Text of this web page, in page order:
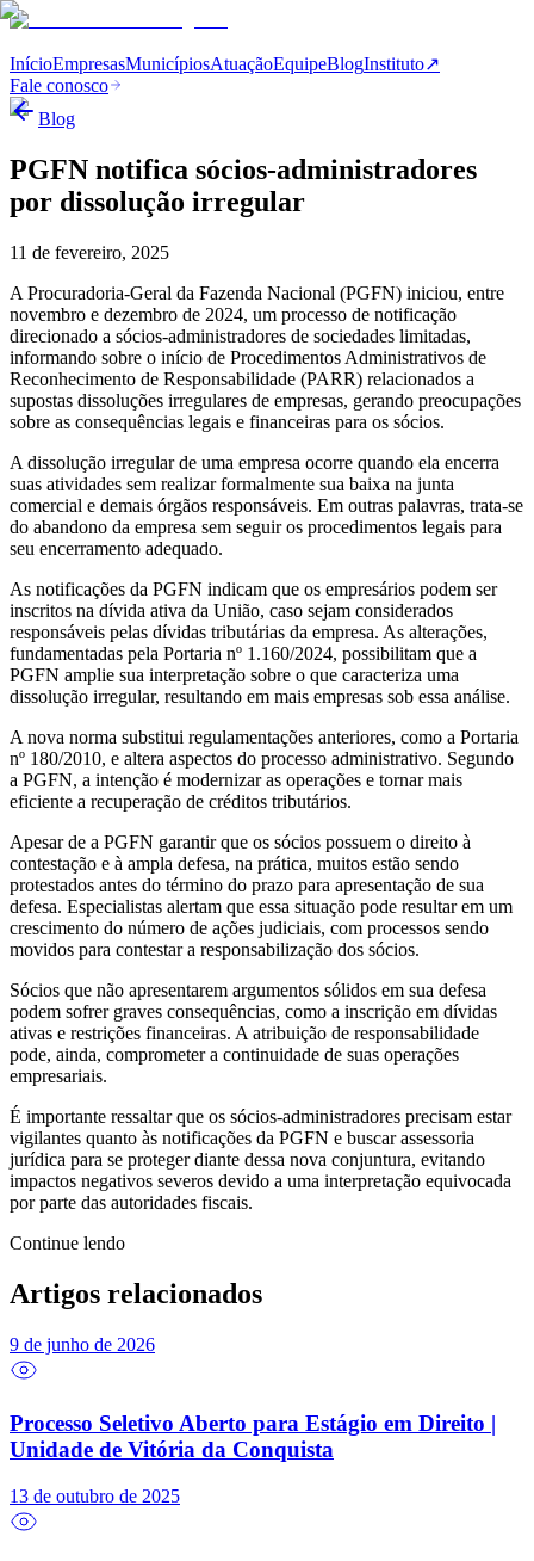
InícioEmpresasMunicípiosAtuaçãoEquipeBlogInstituto↗
Fale conosco
Blog
PGFN notifica sócios-administradores
por dissolução irregular
11 de fevereiro, 2025
A Procuradoria-Geral da Fazenda Nacional (PGFN) iniciou, entre
novembro e dezembro de 2024, um processo de notificação
direcionado a sócios-administradores de sociedades limitadas,
informando sobre o início de Procedimentos Administrativos de
Reconhecimento de Responsabilidade (PARR) relacionados a
supostas dissoluções irregulares de empresas, gerando preocupações
sobre as consequências legais e financeiras para os sócios.
A dissolução irregular de uma empresa ocorre quando ela encerra
suas atividades sem realizar formalmente sua baixa na junta
comercial e demais órgãos responsáveis. Em outras palavras, trata-se
do abandono da empresa sem seguir os procedimentos legais para
seu encerramento adequado.
As notificações da PGFN indicam que os empresários podem ser
inscritos na dívida ativa da União, caso sejam considerados
responsáveis pelas dívidas tributárias da empresa. As alterações,
fundamentadas pela Portaria nº 1.160/2024, possibilitam que a
PGFN amplie sua interpretação sobre o que caracteriza uma
dissolução irregular, resultando em mais empresas sob essa análise.
A nova norma substitui regulamentações anteriores, como a Portaria
nº 180/2010, e altera aspectos do processo administrativo. Segundo
a PGFN, a intenção é modernizar as operações e tornar mais
eficiente a recuperação de créditos tributários.
Apesar de a PGFN garantir que os sócios possuem o direito à
contestação e à ampla defesa, na prática, muitos estão sendo
protestados antes do término do prazo para apresentação de sua
defesa. Especialistas alertam que essa situação pode resultar em um
crescimento do número de ações judiciais, com processos sendo
movidos para contestar a responsabilização dos sócios.
Sócios que não apresentarem argumentos sólidos em sua defesa
podem sofrer graves consequências, como a inscrição em dívidas
ativas e restrições financeiras. A atribuição de responsabilidade
pode, ainda, comprometer a continuidade de suas operações
empresariais.
É importante ressaltar que os sócios-administradores precisam estar
vigilantes quanto às notificações da PGFN e buscar assessoria
jurídica para se proteger diante dessa nova conjuntura, evitando
impactos negativos severos devido a uma interpretação equivocada
por parte das autoridades fiscais.
Continue lendo
Artigos relacionados
9 de junho de 2026
Processo Seletivo Aberto para Estágio em Direito |
Unidade de Vitória da Conquista
13 de outubro de 2025